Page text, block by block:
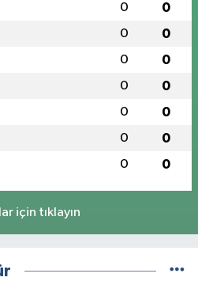
0 0
0 0
0 0
0 0
0 0
0 0
0 0
için tıklayın